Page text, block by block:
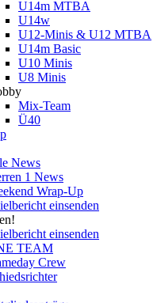
U14m MTBA
U14w
U12-Minis & U12 MTBA
U14m Basic
U10 Minis
U8 Minis
Mix-Team
Ü40
News
1 News
Wrap-Up
einsenden
einsenden
TEAM
Crew